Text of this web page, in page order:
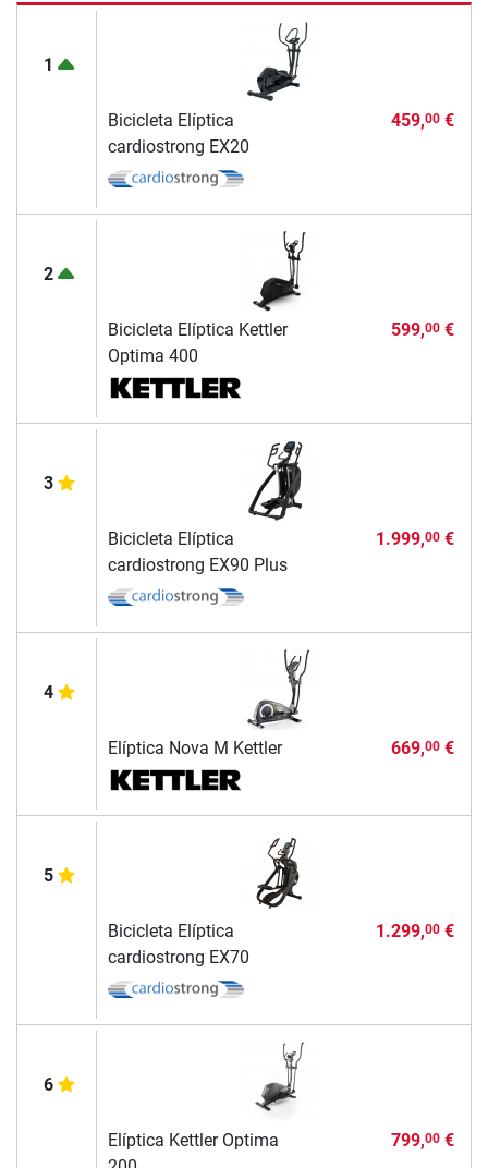
1
Bicicleta Elíptica
cardiostrong EX20
459,00€
2
Bicicleta Elíptica Kettler
Optima 400
599,00€
3
Bicicleta Elíptica
cardiostrong EX90 Plus
1.999,00€
4
Elíptica Nova M Kettler 669,00€
5
Bicicleta Elíptica
cardiostrong EX70
1.299,00€
6
Elíptica Kettler Optima
799,00€